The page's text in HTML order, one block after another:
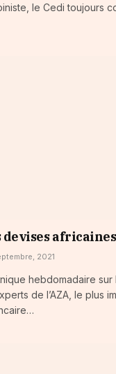
le Cedi toujours
devises
2021
hebdomadaire sur
de l’AZA, le plus